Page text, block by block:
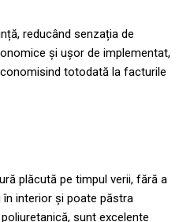
reducând senzația de
și ușor de implementat,
totodată la facturile
plăcută pe timpul verii, fără a
în interior și poate păstra
sunt excelente